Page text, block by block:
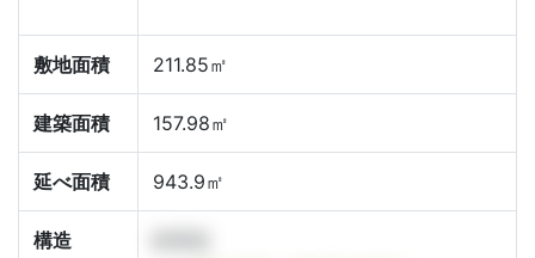
敷地面積 211.85㎡
建築面積 157.98㎡
延べ面積 943.9㎡
構造